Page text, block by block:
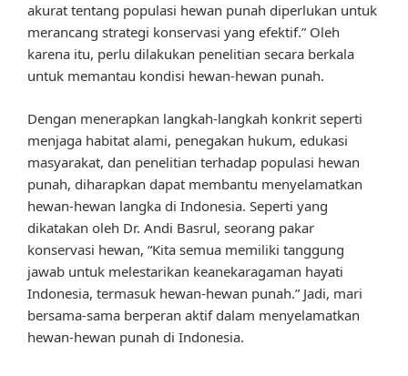
akurat tentang populasi hewan punah diperlukan untuk
merancang strategi konservasi yang efektif.” Oleh
karena itu, perlu dilakukan penelitian secara berkala
untuk memantau kondisi hewan-hewan punah.
Dengan menerapkan langkah-langkah konkrit seperti
menjaga habitat alami, penegakan hukum, edukasi
masyarakat, dan penelitian terhadap populasi hewan
punah, diharapkan dapat membantu menyelamatkan
hewan-hewan langka di Indonesia. Seperti yang
dikatakan oleh Dr. Andi Basrul, seorang pakar
konservasi hewan, “Kita semua memiliki tanggung
jawab untuk melestarikan keanekaragaman hayati
Indonesia, termasuk hewan-hewan punah.” Jadi, mari
bersama-sama berperan aktif dalam menyelamatkan
hewan-hewan punah di Indonesia.